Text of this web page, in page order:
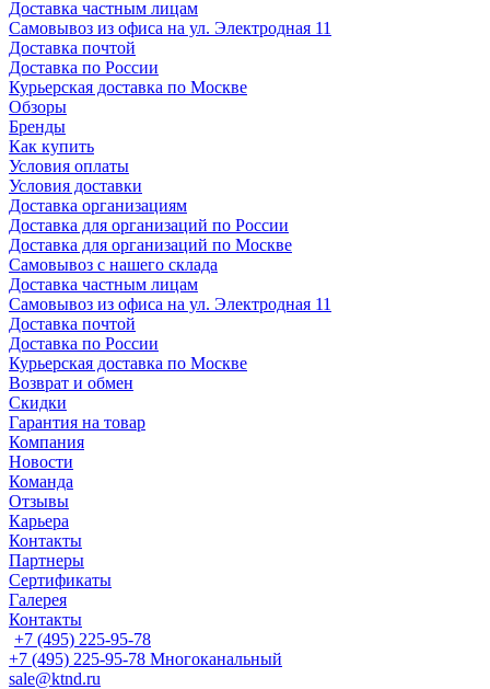
Доставка частным лицам
Самовывоз из офиса на ул. Электродная 11
Доставка почтой
Доставка по России
Курьерская доставка по Москве
Обзоры
Бренды
Как купить
Условия оплаты
Условия доставки
Доставка организациям
Доставка для организаций по России
Доставка для организаций по Москве
Самовывоз с нашего склада
Доставка частным лицам
Самовывоз из офиса на ул. Электродная 11
Доставка почтой
Доставка по России
Курьерская доставка по Москве
Возврат и обмен
Скидки
Гарантия на товар
Компания
Новости
Команда
Отзывы
Карьера
Контакты
Партнеры
Сертификаты
Галерея
Контакты
+7 (495) 225-95-78
+7 (495) 225-95-78 Многоканальный
sale@ktnd.ru